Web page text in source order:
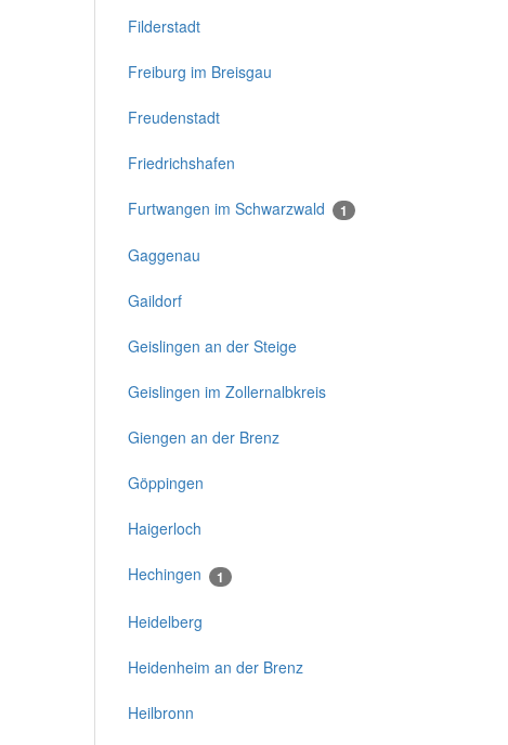
Filderstadt
Freiburg im Breisgau
Freudenstadt
Friedrichshafen
Furtwangen im Schwarzwald 1
Gaggenau
Gaildorf
Geislingen an der Steige
Geislingen im Zollernalbkreis
Giengen an der Brenz
Göppingen
Haigerloch
Hechingen 1
Heidelberg
Heidenheim an der Brenz
Heilbronn